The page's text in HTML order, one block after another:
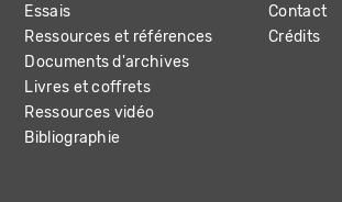
Essais
Ressources et références
Documents d'archives
Livres et coffrets
Ressources vidéo
Bibliographie
Contact
Crédits